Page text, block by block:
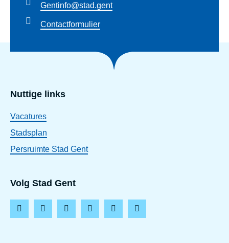
Gentinfo@stad.gent
Contactformulier
Nuttige links
Vacatures
Stadsplan
Persruimte Stad Gent
Volg Stad Gent